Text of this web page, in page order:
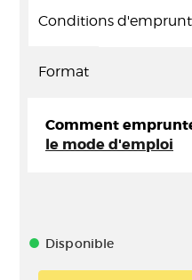
Conditions d'emprunt
Format
Comment
le mode d'emploi
Disponible